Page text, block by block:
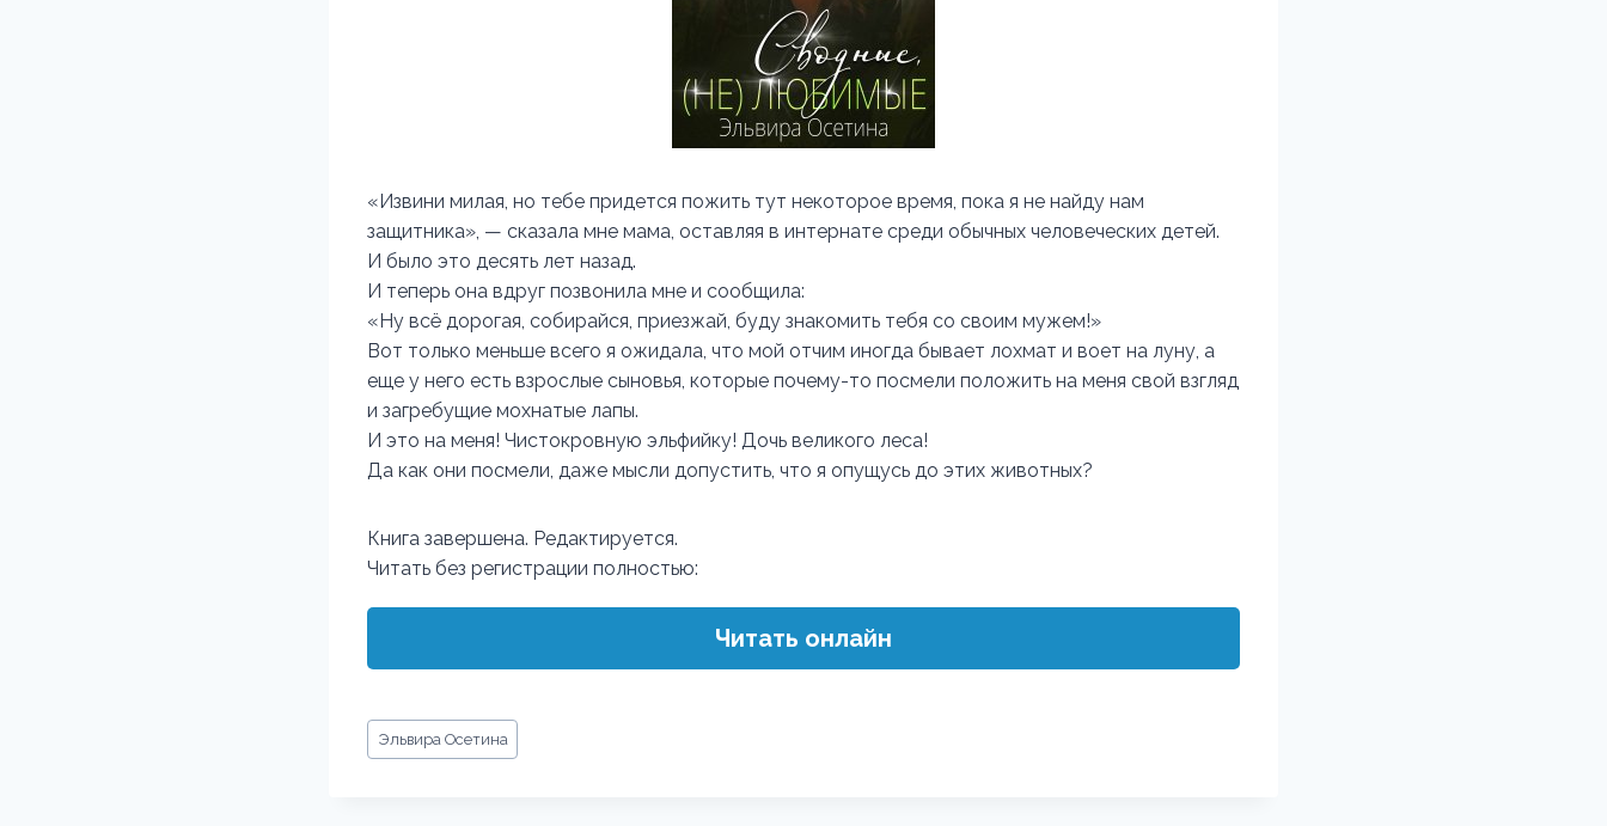
«Извини милая, но тебе придется пожить тут некоторое время, пока я не найду нам
защитника», — сказала мне мама, оставляя в интернате среди обычных человеческих детей.
И было это десять лет назад.
И теперь она вдруг позвонила мне и сообщила:
«Ну всё дорогая, собирайся, приезжай, буду знакомить тебя со своим мужем!»
Вот только меньше всего я ожидала, что мой отчим иногда бывает лохмат и воет на луну, а
еще у него есть взрослые сыновья, которые почему-то посмели положить на меня свой взгляд
и загребущие мохнатые лапы.
И это на меня! Чистокровную эльфийку! Дочь великого леса!
Да как они посмели, даже мысли допустить, что я опущусь до этих животных?
Книга завершена. Редактируется.
Читать без регистрации полностью:
Читать онлайн
Метки
записи:
Эльвира Осетина